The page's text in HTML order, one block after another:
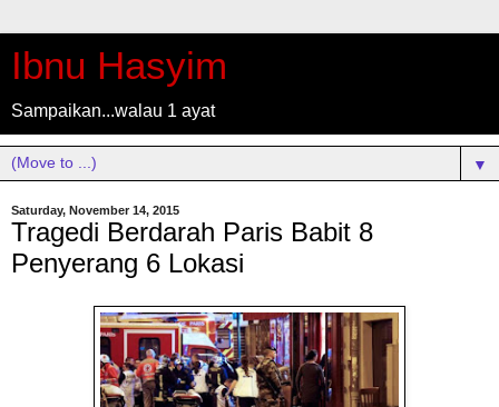
Ibnu Hasyim
Sampaikan...walau 1 ayat
▼
Saturday, November 14, 2015
Tragedi Berdarah Paris Babit 8
Penyerang 6 Lokasi